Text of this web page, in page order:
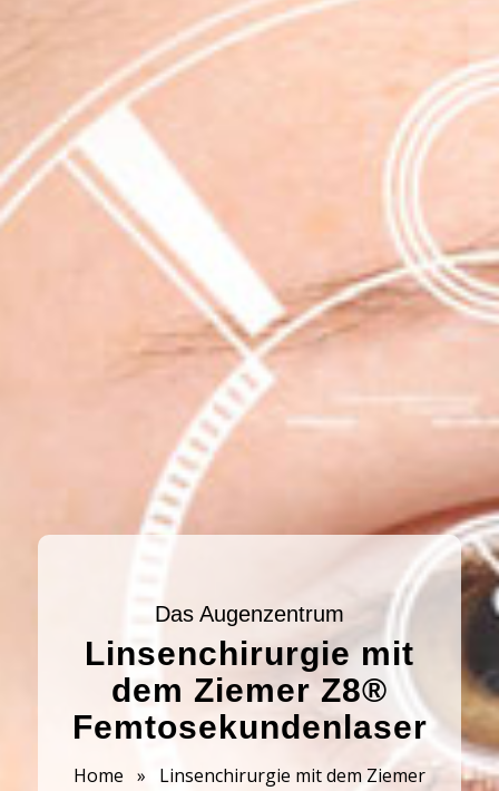
Das Augenzentrum
Linsenchirurgie mit
dem Ziemer Z8®
Femtosekundenlaser
Home » Linsenchirurgie mit dem Ziemer